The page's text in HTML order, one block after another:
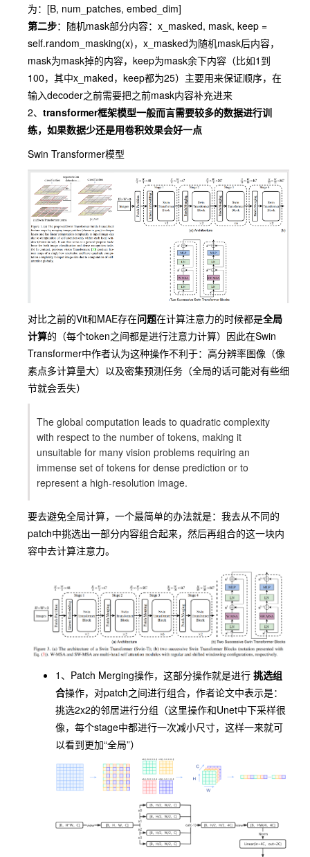
为： [B, num_patches, embed_dim]
第二步：随机mask部分内容： x_masked, mask, keep =
self.random_masking(x)， x_masked为随机mask后内容，
mask为mask掉的内容， keep为mask余下内容（比如1到
100，其中x_maked， keep都为25）主要用来保证顺序，在
输入decoder之前需要把之前mask内容补充进来
2、 transformer框架模型一般而言需要较多的数据进行训
练，如果数据少还是用卷积效果会好一点
Swin Transformer模型
对比之前的Vit和MAE存在问题在计算注意力的时候都是全局
计算的（每个token之间都是进行注意力计算）因此在Swin
Transformer中作者认为这种操作不利于：高分辨率图像（像
素点多计算量大）以及密集预测任务（全局的话可能对有些细
节就会丢失）
The global computation leads to quadratic complexity
with respect to the number of tokens, making it
unsuitable for many vision problems requiring an
immense set of tokens for dense prediction or to
represent a high-resolution image.
要去避免全局计算，一个最简单的办法就是：我去从不同的
patch中挑选出一部分内容组合起来，然后再组合的这一块内
容中去计算注意力。
1、 Patch Merging操作，这部分操作就是进行 挑选组
合操作，对patch之间进行组合，作者论文中表示是：
挑选2x2的邻居进行分组（这里操作和Unet中下采样很
像，每个stage中都进行一次减小尺寸，这样一来就可
以看到更加“全局”）